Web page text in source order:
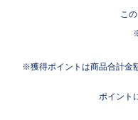
こ
獲得ポイントは商品合計金
ポイント